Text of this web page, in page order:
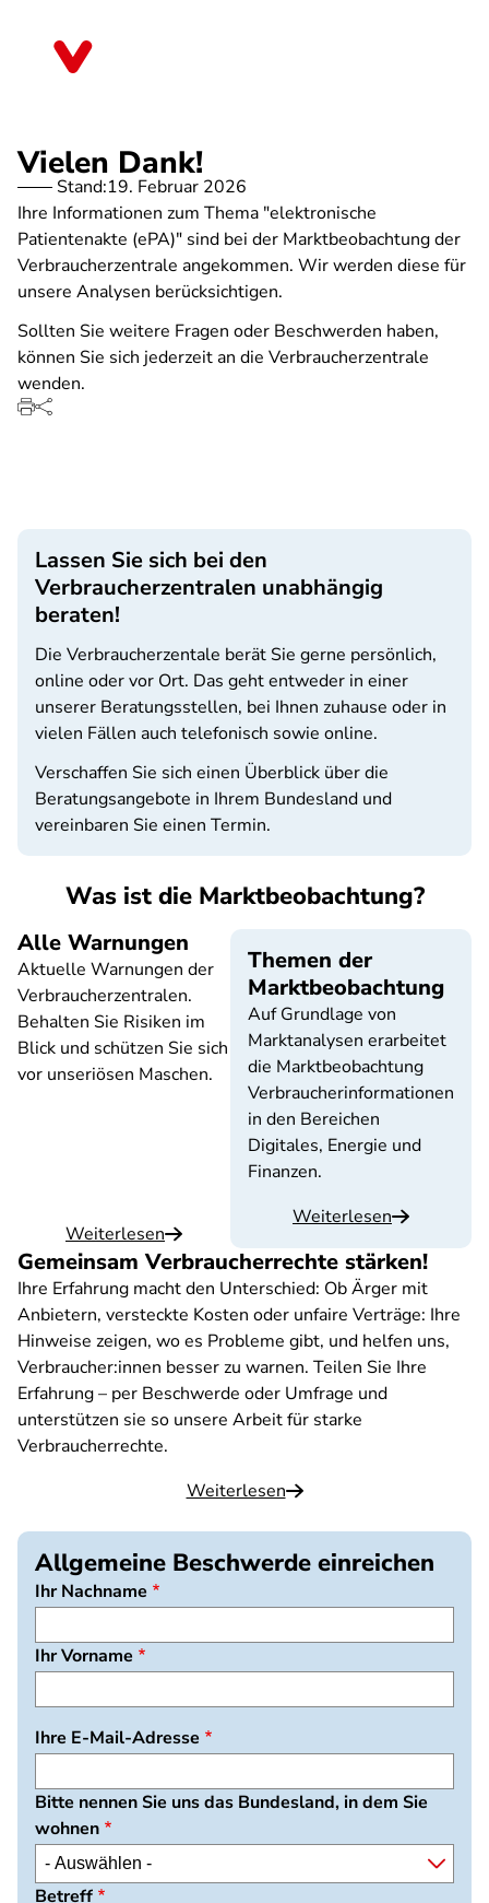
Vielen Dank!
Stand:19. Februar 2026
Ihre Informationen zum Thema "elektronische
Patientenakte (ePA)" sind bei der Marktbeobachtung der
Verbraucherzentrale angekommen. Wir werden diese für
unsere Analysen berücksichtigen.
Sollten Sie weitere Fragen oder Beschwerden haben,
können Sie sich jederzeit an die Verbraucherzentrale
wenden.
Lassen Sie sich bei den
Verbraucherzentralen unabhängig
beraten!
Die Verbraucherzentale berät Sie gerne persönlich,
online oder vor Ort. Das geht entweder in einer
unserer Beratungsstellen, bei Ihnen zuhause oder in
vielen Fällen auch telefonisch sowie online.
Verschaffen Sie sich einen Überblick über die
Beratungsangebote in Ihrem Bundesland und
vereinbaren Sie einen Termin.
Was ist die Marktbeobachtung?
Alle Warnungen
Aktuelle Warnungen der
Verbraucherzentralen.
Behalten Sie Risiken im
Blick und schützen Sie sich
vor unseriösen Maschen.
Weiterlesen
Themen der
Marktbeobachtung
Auf Grundlage von
Marktanalysen erarbeitet
die Marktbeobachtung
Verbraucherinformationen
in den Bereichen
Digitales, Energie und
Finanzen.
Weiterlesen
Gemeinsam Verbraucherrechte stärken!
Ihre Erfahrung macht den Unterschied: Ob Ärger mit
Anbietern, versteckte Kosten oder unfaire Verträge: Ihre
Hinweise zeigen, wo es Probleme gibt, und helfen uns,
Verbraucher:innen besser zu warnen. Teilen Sie Ihre
Erfahrung – per Beschwerde oder Umfrage und
unterstützen sie so unsere Arbeit für starke
Verbraucherrechte.
Weiterlesen
Allgemeine Beschwerde einreichen
Ihr Nachname
Ihr Vorname
Ihre E-Mail-Adresse
Bitte nennen Sie uns das Bundesland, in dem Sie
wohnen
Betreff